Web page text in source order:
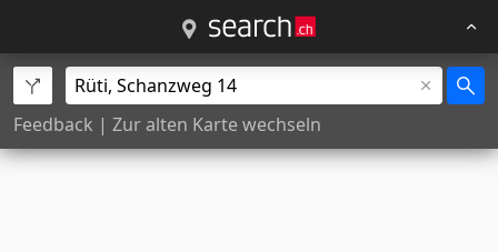
Feedback | Zur alten Karte wechseln